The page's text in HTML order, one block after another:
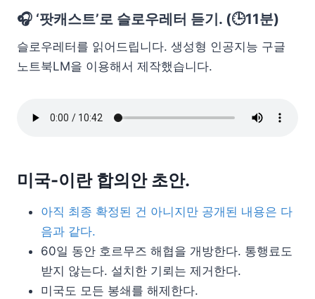
🎧 ‘팟캐스트’로 슬로우레터 듣기. (🕒11분)
슬로우레터를 읽어드립니다. 생성형 인공지능 구글
노트북LM을 이용해서 제작했습니다.
미국-이란 합의안 초안.
아직 최종 확정된 건 아니지만 공개된 내용은 다
음과 같다.
60일 동안 호르무즈 해협을 개방한다. 통행료도
받지 않는다. 설치한 기뢰는 제거한다.
미국도 모든 봉쇄를 해제한다.